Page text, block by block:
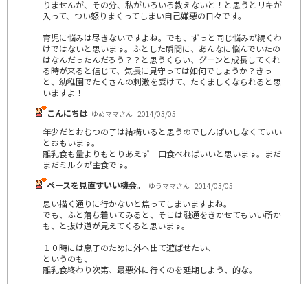
りませんが、その分、私がいろいろ教えないと！と思うとリキが
入って、つい怒りまくってしまい自己嫌悪の日々です。
育児に悩みは尽きないですよね。でも、ずっと同じ悩みが続くわ
けではないと思います。ふとした瞬間に、あんなに悩んでいたの
はなんだったんだろう？？と思うくらい、グーンと成長してくれ
る時が来ると信じて、気長に見守っては如何でしょうか？きっ
と、幼稚園でたくさんの刺激を受けて、たくましくなられると思
いますよ！
こんにちは ゆめママさん | 2014/03/05
年少だとおむつの子は結構いると思うのでしんぱいしなくていい
とおもいます。
離乳食も量よりもとりあえず一口食べればいいと思います。まだ
まだミルクが主食です。
ペースを見直すいい機会。
ゆうママさん | 2014/03/05
思い描く通りに行かないと焦ってしまいますよね。
でも、ふと落ち着いてみると、そこは融通をきかせてもいい所か
も、と抜け道が見えてくると思います。
１０時には息子のために外へ出て遊ばせたい、
というのも、
離乳食終わり次第、最悪外に行くのを延期しよう、的な。